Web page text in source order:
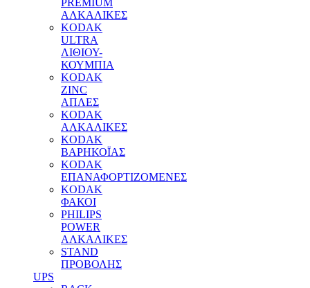
PREMIUM
ΑΛΚΑΛΙΚΕΣ
KODAK
ULTRA
ΛΙΘΙΟΥ-
ΚΟΥΜΠΙΑ
KODAK
ZINC
ΑΠΛΕΣ
KODAK
ΑΛΚΑΛΙΚΕΣ
KODAK
ΒΑΡΗΚΟΪΑΣ
KODAK
ΕΠΑΝΑΦΟΡΤΙΖΟΜΕΝΕΣ
KODAK
ΦΑΚΟΙ
PHILIPS
POWER
ΑΛΚΑΛΙΚΕΣ
STAND
ΠΡΟΒΟΛΗΣ
UPS